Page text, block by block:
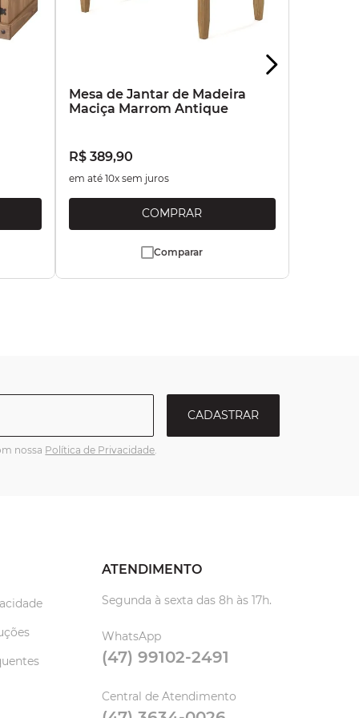
Mesa de Jantar de Madeira
Maciça Marrom Antique
R$ 389,90
em até 10x sem juros
Comparar
CADASTRAR
nossa Política de Privacidade.
ATENDIMENTO
Segunda à sexta das 8h às 17h.
WhatsApp
(47) 99102-2491
Central de Atendimento